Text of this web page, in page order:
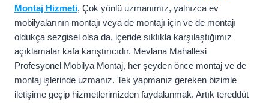
Montaj Hizmeti, Çok yönlü uzmanımız, yalnızca ev
mobilyalarının montajı veya de montajı için ve de montajı
oldukça sezgisel olsa da, içeride sıklıkla karşılaştığımız
açıklamalar kafa karıştırıcıdır. Mevlana Mahallesi
Profesyonel Mobilya Montaj, her şeyden önce montaj ve de
montaj işlerinde uzmanız. Tek yapmanız gereken bizimle
iletişime geçip hizmetlerimizden faydalanmak. Artık tereddüt